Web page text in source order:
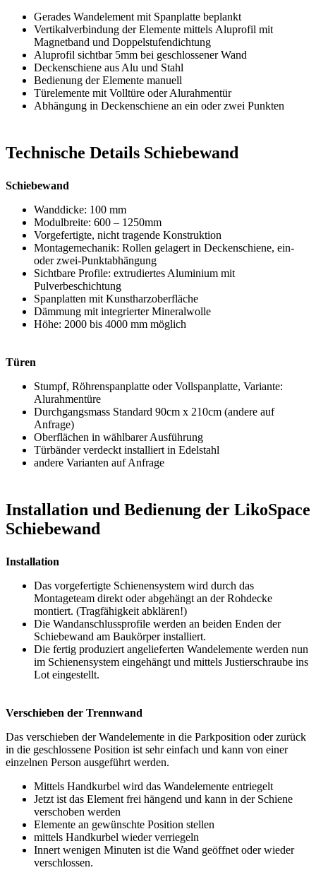
Gerades Wandelement mit Spanplatte beplankt
Vertikalverbindung der Elemente mittels Aluprofil mit
Magnetband und Doppelstufendichtung
Aluprofil sichtbar 5mm bei geschlossener Wand
Deckenschiene aus Alu und Stahl
Bedienung der Elemente manuell
Türelemente mit Volltüre oder Alurahmentür
Abhängung in Deckenschiene an ein oder zwei Punkten
Technische Details Schiebewand
Schiebewand
Wanddicke: 100 mm
Modulbreite: 600 – 1250mm
Vorgefertigte, nicht tragende Konstruktion
Montagemechanik: Rollen gelagert in Deckenschiene, ein-
oder zwei-Punktabhängung
Sichtbare Profile: extrudiertes Aluminium mit
Pulverbeschichtung
Spanplatten mit Kunstharzoberfläche
Dämmung mit integrierter Mineralwolle
Höhe: 2000 bis 4000 mm möglich
Türen
Stumpf, Röhrenspanplatte oder Vollspanplatte, Variante:
Alurahmentüre
Durchgangsmass Standard 90cm x 210cm (andere auf
Anfrage)
Oberflächen in wählbarer Ausführung
Türbänder verdeckt installiert in Edelstahl
andere Varianten auf Anfrage
Installation und Bedienung der LikoSpace
Schiebewand
Installation
Das vorgefertigte Schienensystem wird durch das
Montageteam direkt oder abgehängt an der Rohdecke
montiert. (Tragfähigkeit abklären!)
Die Wandanschlussprofile werden an beiden Enden der
Schiebewand am Baukörper installiert.
Die fertig produziert angelieferten Wandelemente werden nun
im Schienensystem eingehängt und mittels Justierschraube ins
Lot eingestellt.
Verschieben der Trennwand
Das verschieben der Wandelemente in die Parkposition oder zurück
in die geschlossene Position ist sehr einfach und kann von einer
einzelnen Person ausgeführt werden.
Mittels Handkurbel wird das Wandelemente entriegelt
Jetzt ist das Element frei hängend und kann in der Schiene
verschoben werden
Elemente an gewünschte Position stellen
mittels Handkurbel wieder verriegeln
Innert wenigen Minuten ist die Wand geöffnet oder wieder
verschlossen.